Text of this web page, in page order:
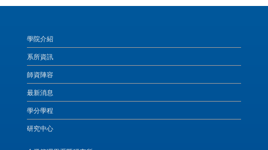
學院介紹
系所資訊
師資陣容
最新消息
學分學程
研究中心